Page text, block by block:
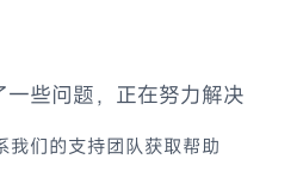
些问题，正在努力解决
我们的支持团队获取帮助